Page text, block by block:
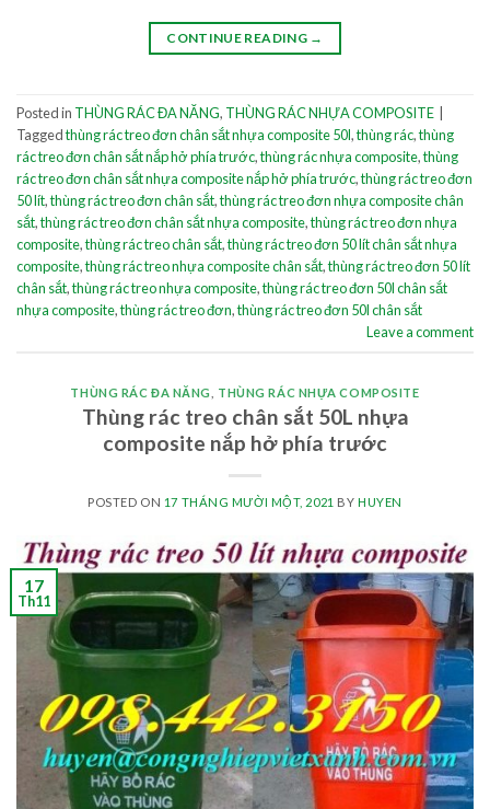
CONTINUE READING →
Posted in THÙNG RÁC ĐA NĂNG, THÙNG RÁC NHỰA COMPOSITE
Taggedthùng rác treo đơn chân sắt nhựa composite 50l,thùng rác,thùng
rác treo đơn chân sắt nắp hở phía trước,thùng rác nhựa composite,thùng
rác treo đơn chân sắt nhựa composite nắp hở phía trước,thùng rác treo đơn
50 lít,thùng rác treo đơn chân sắt,thùng rác treo đơn nhựa composite chân
sắt,thùng rác treo đơn chân sắt nhựa composite,thùng rác treo đơn nhựa
composite,thùng rác treo chân sắt,thùng rác treo đơn 50 lít chân sắt nhựa
composite,thùng rác treo nhựa composite chân sắt,thùng rác treo đơn 50 lít
chân sắt,thùng rác treo nhựa composite,thùng rác treo đơn 50l chân sắt
nhựa composite,thùng rác treo đơn,thùng rác treo đơn 50l chân sắt
Leave a comment
THÙNG RÁC ĐA NĂNG THÙNG RÁC NHỰA COMPOSITE
Thùng rác treo chân sắt 50L nhựa
composite nắp hở phía trước
POSTED ON 17 THÁNG MƯỜI MỘT, 2021 BY HUYEN
17
Th11